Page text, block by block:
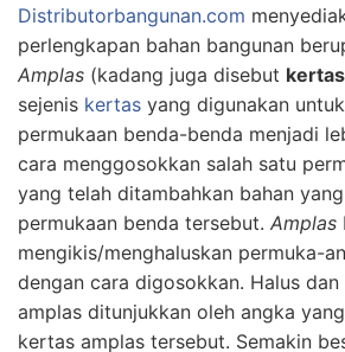
Distributorbangunan.com
perlengkapan bahan bangunan
Amplas (kadang juga disebut
sejenis kertas yang digunakan
permukaan benda-benda menjadi
cara menggosokkan salah satu
yang telah ditambahkan bahan
permukaan benda tersebut. Amplas
mengikis/menghaluskan permuka-
dengan cara digosokkan. Halus
amplas ditunjukkan oleh angka
kertas amplas tersebut. Semakin